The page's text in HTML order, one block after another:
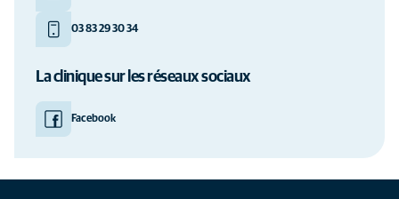
03 83 29 30 34
La clinique sur les réseaux sociaux
Facebook